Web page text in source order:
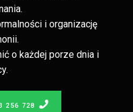
i organizację
o każdej porze dnia i
256 728